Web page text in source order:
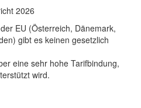
2026
EU (Österreich, Dänemark,
gibt es keinen gesetzlich
eine sehr hohe Tarifbindung,
wird.